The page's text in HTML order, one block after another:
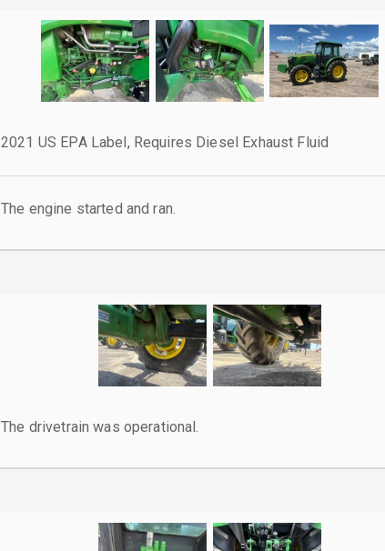
2021 US EPA Label, Requires Diesel Exhaust Fluid
The engine started and ran.
The drivetrain was operational.